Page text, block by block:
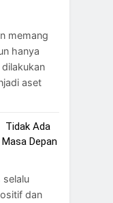
memang
hanya
aset
Tidak Ada
Depan
selalu
dan